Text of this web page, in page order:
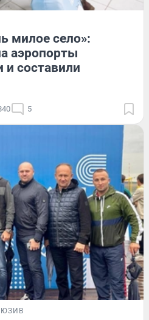
милое село»:
аэропорты
и составили
5